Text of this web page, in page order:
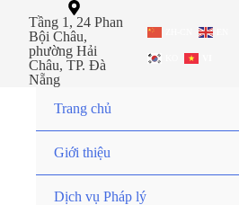
Tầng 1, 24 Phan
Bội Châu,
phường Hải
Châu, TP. Đà
Nẵng
Trang chủ
Giới thiệu
Dịch vụ Pháp lý